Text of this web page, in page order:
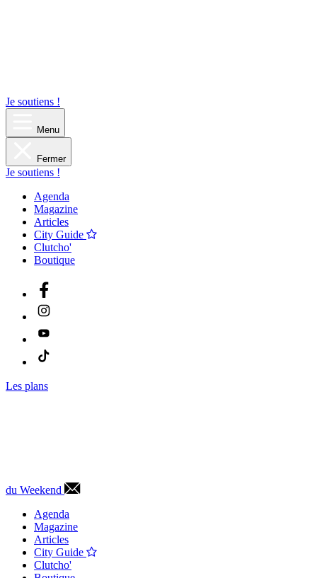
Je soutiens !
Menu
Fermer
Je soutiens !
Agenda
Magazine
Articles
City Guide
Clutcho'
Boutique
Les plans
du Weekend
Agenda
Magazine
Articles
City Guide
Clutcho'